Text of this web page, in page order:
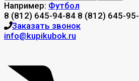
Например: Футбол
8 (812) 645-94-84 8 (812) 645-
Заказать звонок
info@kupikubok.ru